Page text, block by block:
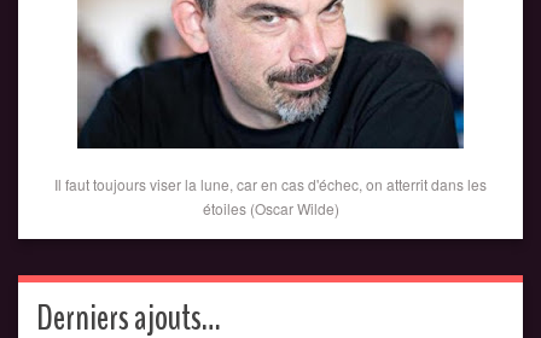
Il faut toujours viser la lune, car en cas d'échec, on atterrit dans les
étoiles (Oscar Wilde)
Derniers ajouts…